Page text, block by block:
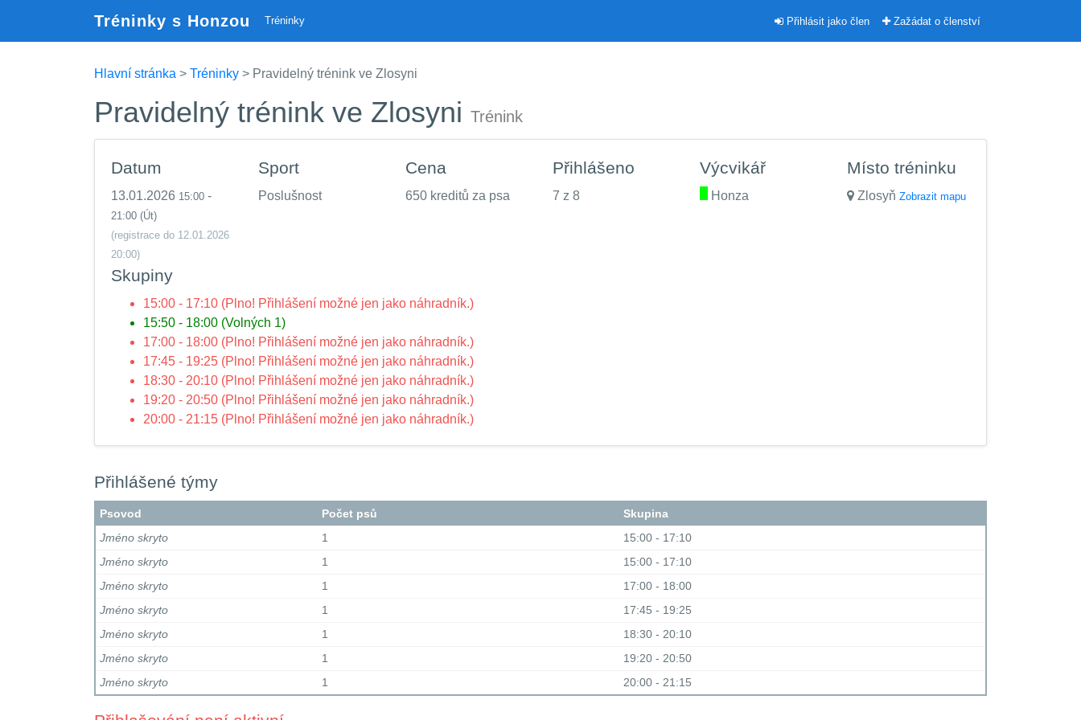
Tréninky s Honzou Tréninky Přihlásit jako člen Zažádat o členství
Hlavní stránka > Tréninky > Pravidelný trénink ve Zlosyni
Pravidelný trénink ve Zlosyni Trénink
Datum
13.01.2026 15:00 -
21:00 (Út)
(registrace do 12.01.2026
20:00)
Sport
Poslušnost
Cena
650 kreditů za psa
Přihlášeno
7 z 8
Výcvikář
Honza
Místo tréninku
Zlosyň Zobrazit mapu
Skupiny
15:00 - 17:10 (Plno! Přihlášení možné jen jako náhradník.)
15:50 - 18:00 (Volných 1)
17:00 - 18:00 (Plno! Přihlášení možné jen jako náhradník.)
17:45 - 19:25 (Plno! Přihlášení možné jen jako náhradník.)
18:30 - 20:10 (Plno! Přihlášení možné jen jako náhradník.)
19:20 - 20:50 (Plno! Přihlášení možné jen jako náhradník.)
20:00 - 21:15 (Plno! Přihlášení možné jen jako náhradník.)
Přihlášené týmy
Psovod Počet psů
Skupina
Jméno skryto
1
15:00 - 17:10
Jméno skryto
1
15:00 - 17:10
Jméno skryto
1
17:00 - 18:00
Jméno skryto
1
17:45 - 19:25
Jméno skryto
1
18:30 - 20:10
Jméno skryto
1
19:20 - 20:50
Jméno skryto
1 20:00 - 21:15